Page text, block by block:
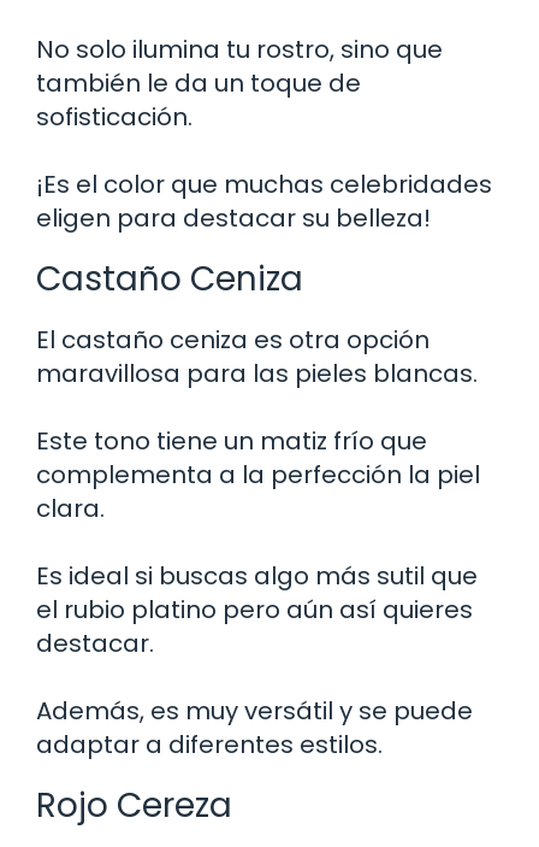
No solo ilumina tu rostro, sino que
también le da un toque de
sofisticación.
¡Es el color que muchas celebridades
eligen para destacar su belleza!
Castaño Ceniza
El castaño ceniza es otra opción
maravillosa para las pieles blancas.
Este tono tiene un matiz frío que
complementa a la perfección la piel
clara.
Es ideal si buscas algo más sutil que
el rubio platino pero aún así quieres
destacar.
Además, es muy versátil y se puede
adaptar a diferentes estilos.
Rojo Cereza